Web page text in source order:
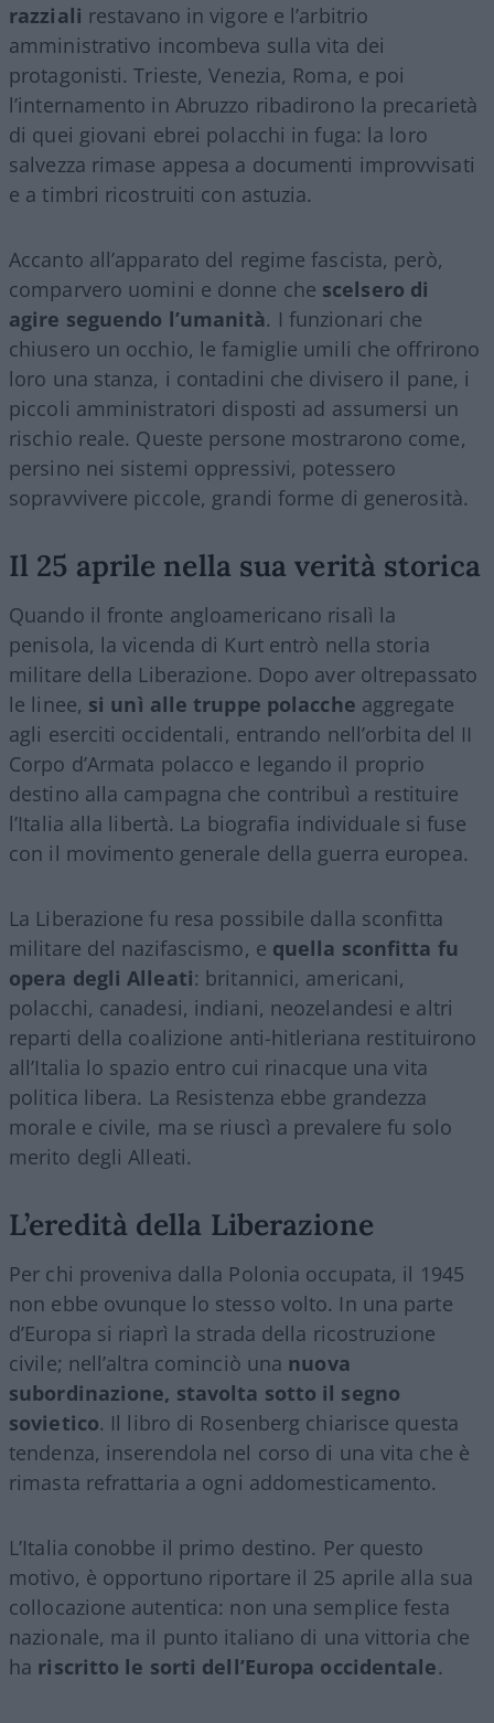
razziali restavano in vigore e l’arbitrio
amministrativo incombeva sulla vita dei
protagonisti. Trieste, Venezia, Roma, e poi
l’internamento in Abruzzo ribadirono la precarietà
di quei giovani ebrei polacchi in fuga: la loro
salvezza rimase appesa a documenti improvvisati
e a timbri ricostruiti con astuzia.
Accanto all’apparato del regime fascista, però,
comparvero uomini e donne che scelsero di
agire seguendo l’umanità. I funzionari che
chiusero un occhio, le famiglie umili che offrirono
loro una stanza, i contadini che divisero il pane, i
piccoli amministratori disposti ad assumersi un
rischio reale. Queste persone mostrarono come,
persino nei sistemi oppressivi, potessero
sopravvivere piccole, grandi forme di generosità.
Il 25 aprile nella sua verità storica
Quando il fronte angloamericano risalì la
penisola, la vicenda di Kurt entrò nella storia
militare della Liberazione. Dopo aver oltrepassato
le linee, si unì alle truppe polacche aggregate
agli eserciti occidentali, entrando nell’orbita del II
Corpo d’Armata polacco e legando il proprio
destino alla campagna che contribuì a restituire
l’Italia alla libertà. La biografia individuale si fuse
con il movimento generale della guerra europea.
La Liberazione fu resa possibile dalla sconfitta
militare del nazifascismo, e quella sconfitta fu
opera degli Alleati: britannici, americani,
polacchi, canadesi, indiani, neozelandesi e altri
reparti della coalizione anti-hitleriana restituirono
all’Italia lo spazio entro cui rinacque una vita
politica libera. La Resistenza ebbe grandezza
morale e civile, ma se riuscì a prevalere fu solo
merito degli Alleati.
L’eredità della Liberazione
Per chi proveniva dalla Polonia occupata, il 1945
non ebbe ovunque lo stesso volto. In una parte
d’Europa si riaprì la strada della ricostruzione
civile; nell’altra cominciò una nuova
subordinazione, stavolta sotto il segno
sovietico. Il libro di Rosenberg chiarisce questa
tendenza, inserendola nel corso di una vita che è
rimasta refrattaria a ogni addomesticamento.
L’Italia conobbe il primo destino. Per questo
motivo, è opportuno riportare il 25 aprile alla sua
collocazione autentica: non una semplice festa
nazionale, ma il punto italiano di una vittoria che
ha riscritto le sorti dell’Europa occidentale.